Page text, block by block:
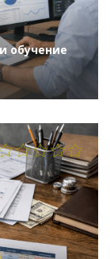
обучение